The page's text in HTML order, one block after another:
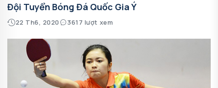
Đội Tuyển Bóng Đá Quốc Gia Ý
22 Th6, 2020 3617 lượt xem